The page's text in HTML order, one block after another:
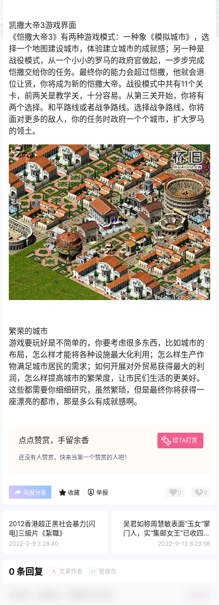
凯撒大帝3游戏界面
《恺撒大帝3》有两种游戏模式：一种象《模拟城市》，选
择一个地图建设城市，体验建立城市的成就感；另一种是
战役模式，从一个小小的罗马的政府官做起，一步步完成
恺撒交给你的任务。最终你的能力会超过恺撒，他就会退
位让贤，你将成为新的恺撒大帝。战役模式中共有11个关
卡，前两关是教学关，十分容易。从第三关开始，你将有
两个选择。和平路线或者战争路线。选择战争路线，你将
面对更多的敌人，你的任务时政府一个个城市，扩大罗马
的领土。
繁荣的城市
游戏要玩好是不简单的，你要考虑很多东西，比如城市的
布局，怎么样才能将各种设施最大化利用；怎么样生产作
物满足城市居民的需求；如何开展对外贸易获得最大的利
润，怎么样提高城市的繁荣度，让市民们生活的更美好。
这些都需要你细细研究，虽然繁琐，但是最终你将获得一
座漂亮的都市，那是多么有成就感啊。
点点赞赏，手留余香 给TA打赏
还没有人赞赏，快来当第一个赞赏的人吧！
海报分享 收藏 举报 0 0
2012香港超正黑社会暴力[闪
电]三級片《紮職》
2022-2-9 3:28:40
吴君如称周慧敏表面“玉女”掌
门人，实“集邮女王”已收四大
天王
2022-9-13 8:23:56
0 条回复 A 文章作者 M 管理员